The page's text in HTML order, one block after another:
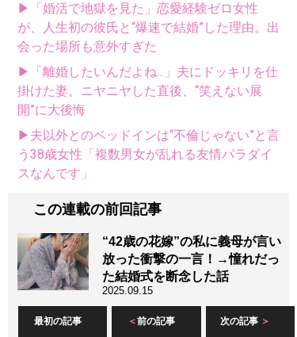
▶「婚活で地獄を見た」恋愛経験ゼロ女性
が、人生初の彼氏と“爆速で結婚”した理由。出
会った場所も意外すぎた
▶「離婚したいんだよね...」夫にドッキリを仕
掛けた妻。ニヤニヤした直後、“笑えない展
開”に大後悔
▶夫以外とのベッドインは“不倫じゃない”と言
う38歳女性「複数男女が乱れる友情パラダイ
スなんです」
この連載の前回記事
“42歳の花嫁”の私に義母が言い
放った衝撃の一言！→憧れだっ
た結婚式を断念した話
2025.09.15
最初の記事 前の記事 次の記事